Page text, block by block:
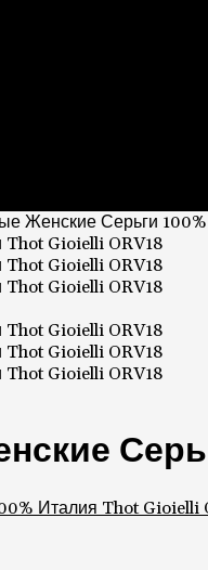
Женские Серьги
Италия Thot Gioielli